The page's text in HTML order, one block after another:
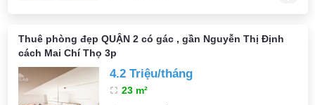
Thuê phòng đẹp QUẬN 2 có gác , gần Nguyễn Thị Định
cách Mai Chí Thọ 3p
4.2 Triệu/tháng
23 m²